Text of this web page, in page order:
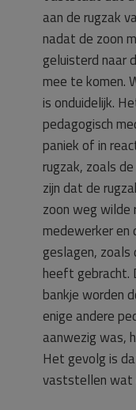
aan de rugzak
nadat de zoon
geluisterd naar
mee te komen.
is onduidelijk.
pedagogisch
paniek of in
rugzak, zoals
zijn dat de
zoon weg wilde
medewerker
geslagen, zoals
heeft gebracht.
bankje worden
enige andere
aanwezig was,
Het gevolg is
vaststellen wat